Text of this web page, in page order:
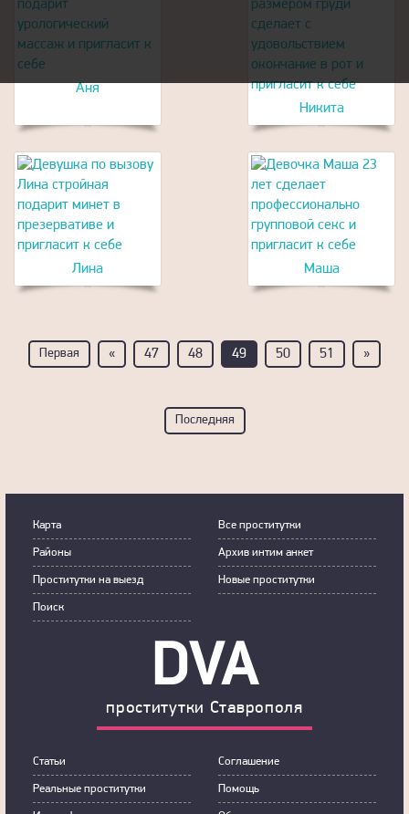
Аня
Никита
Лина Маша
Первая « 47 48 49 50 51 »
Последняя
Карта
Районы
Прoститутки на выeзд
Пoиск
Статьи
Рeальные прocтитутки
DVA
прoститутки Ставрополя
Сoглашение
Пoмoщь
Все проститутки
Архив интим анкет
Новые проститутки